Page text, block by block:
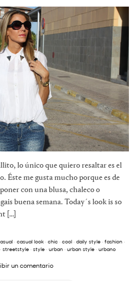
lo único que quiero resaltar es el
Éste me gusta mucho porque es de
con una blusa, chaleco o
buena semana. Today´s look is so
[…]
· casual look· chic· cool· daily style· fashion·
· streetstyle · style · urban · urban style · urbano
un comentario